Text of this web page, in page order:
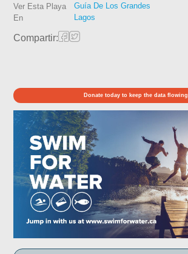
Ver Esta Playa
En
Guía De Los Grandes
Lagos
Compartir:
Donate today to keep the data flowing